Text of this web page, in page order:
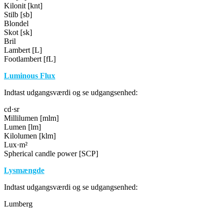
Kilonit [knt]
Stilb [sb]
Blondel
Skot [sk]
Bril
Lambert [L]
Footlambert [fL]
Luminous Flux
Indtast udgangsværdi og se udgangsenhed:
cd·sr
Millilumen [mlm]
Lumen [lm]
Kilolumen [klm]
Lux·m²
Spherical candle power [SCP]
Lysmængde
Indtast udgangsværdi og se udgangsenhed:
Lumberg